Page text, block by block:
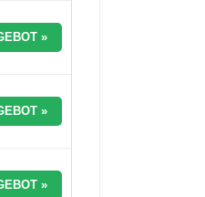
»
»
»